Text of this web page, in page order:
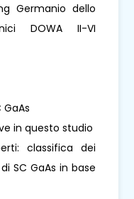
Germanio dello
DOWA II-VI
GaAs
in questo studio
classifica dei
SC GaAs in base